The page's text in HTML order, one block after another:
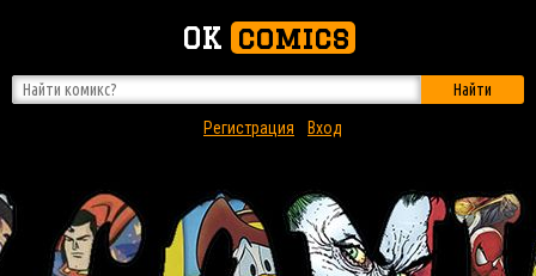
OK comics
Найти
Регистрация
Вход